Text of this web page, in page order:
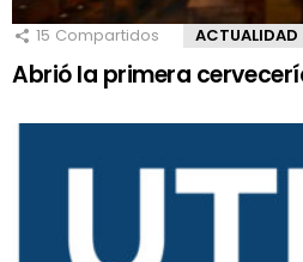
15 Compartidos ACTUALIDAD
Abrió la primera